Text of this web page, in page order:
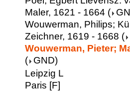
Maler, 1621 - 1664 (
Wouwerman, Philips;
Zeichner, 1619 - 1668 (
Wouwerman, Pieter;
( GND)
Leipzig L
Paris [F]